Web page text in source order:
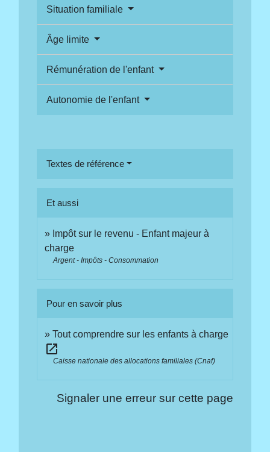
Situation familiale
Âge limite
Rémunération de l'enfant
Autonomie de l'enfant
Textes de référence
Et aussi
Impôt sur le revenu - Enfant majeur à
charge
Argent - Impôts - Consommation
Pour en savoir plus
Tout comprendre sur les enfants à charge
open_in_new
Caisse nationale des allocations familiales (Cnaf)
Signaler une erreur sur cette page